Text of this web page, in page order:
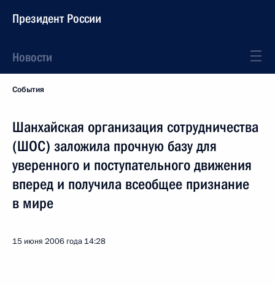
Президент России
Новости
События
Шанхайская организация сотрудничества
(ШОС) заложила прочную базу для
уверенного и поступательного движения
вперед и получила всеобщее признание
в мире
15 июня 2006 года 14:28